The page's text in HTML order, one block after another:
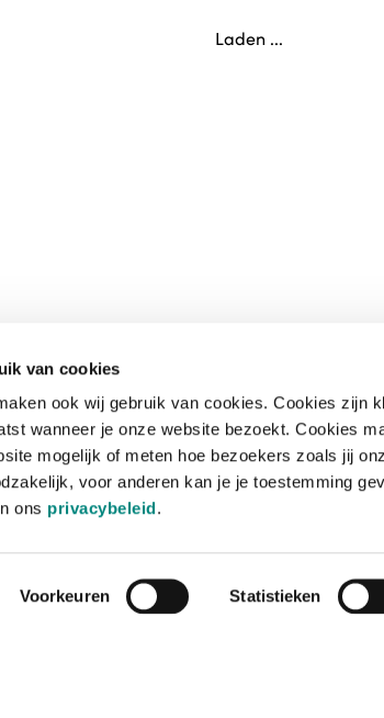
van cookies
ook wij gebruik van cookies. Cookies zijn
wanneer je onze website bezoekt. Cookies
mogelijk of meten hoe bezoekers zoals jij
voor anderen kan je je toestemming
ons privacybeleid.
Voorkeuren Statistieken
Laden ...